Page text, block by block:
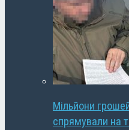
Мільйони
спрямували на